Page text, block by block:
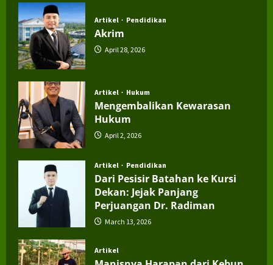
Artikel Pendidikan
Akrim
April 28, 2026
Artikel Hukum
Mengembalikan Kewarasan
Hukum
April 2, 2026
Artikel Pendidikan
Dari Pesisir Batahan ke Kursi
Dekan: Jejak Panjang
Perjuangan Dr. Radiman
March 13, 2026
Artikel